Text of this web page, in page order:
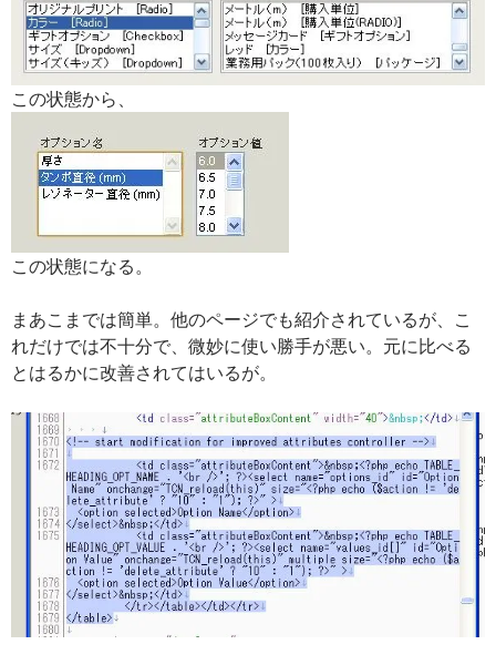
この状態から、
この状態になる。
まあこまでは簡単。他のページでも紹介されているが、こ
れだけでは不十分で、微妙に使い勝手が悪い。元に比べる
とはるかに改善されてはいるが。